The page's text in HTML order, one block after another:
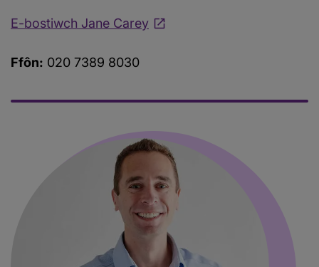
E-bostiwch Jane Carey
Ffôn: 020 7389 8030